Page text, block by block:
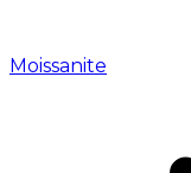
Moissanite